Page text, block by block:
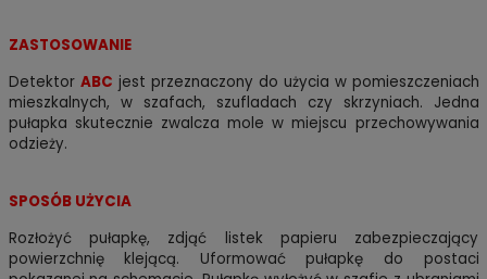
ZASTOSOWANIE
Detektor ABC jest przeznaczony do użycia w pomieszczeniach
mieszkalnych, w szafach, szufladach czy skrzyniach. Jedna
pułapka skutecznie zwalcza mole w miejscu przechowywania
odzieży.
SPOSÓB UŻYCIA
Rozłożyć pułapkę, zdjąć listek papieru zabezpieczający
powierzchnię klejącą. Uformować pułapkę do postaci